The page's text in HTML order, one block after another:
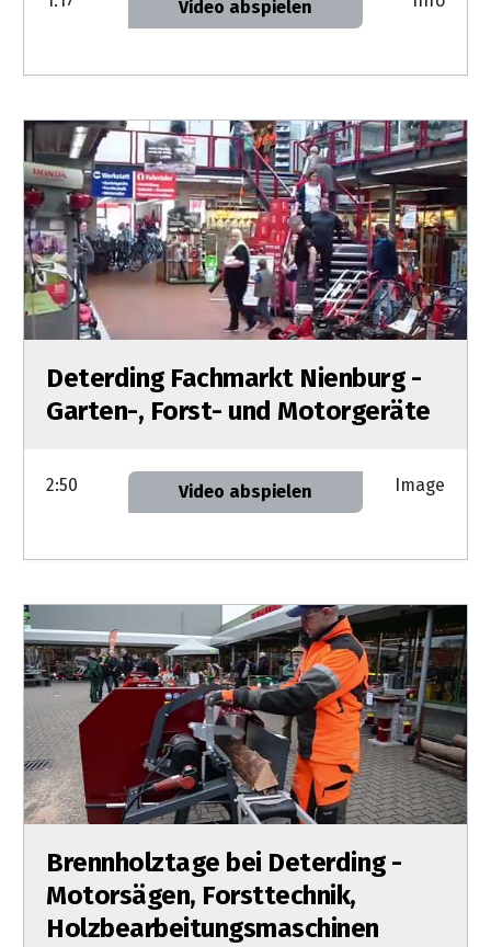
&
und
Zubehör
Ansprechpartner
Kataloge
Prospekte
Unsere
Ansprechpartner
Kataloge
&
Prospekte
Videos
Video abspielen
Deterding Fachmarkt Nienburg -
Garten-, Forst- und Motorgeräte
2:50 Video abspielen Image
Brennholztage bei Deterding -
Motorsägen, Forsttechnik,
Holzbearbeitungsmaschinen